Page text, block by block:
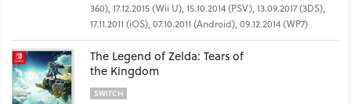
360), 17.12.2015 (Wii U), 15.10.2014 (PSV), 13.09.2017 (3DS),
17.11.2011 (iOS), 07.10.2011 (Android), 09.12.2014 (WP7)
The Legend of Zelda: Tears of
the Kingdom
SWITCH